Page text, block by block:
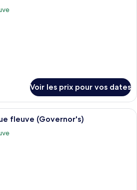
Voir les prix pour vos dates
Une chambre d’hôtel moderne avec
fleuve (Governor's)